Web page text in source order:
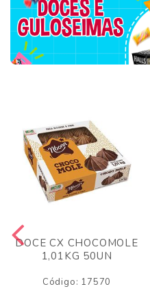
DOCE CX CHOCOMOLE
1,01KG 50UN
Código: 17570